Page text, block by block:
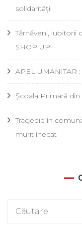
solidarității
Târnăveni, iubitorii
SHOP UP!
APEL UMANITAR
Școala Primară
Tragedie în
murit înecat
Caută